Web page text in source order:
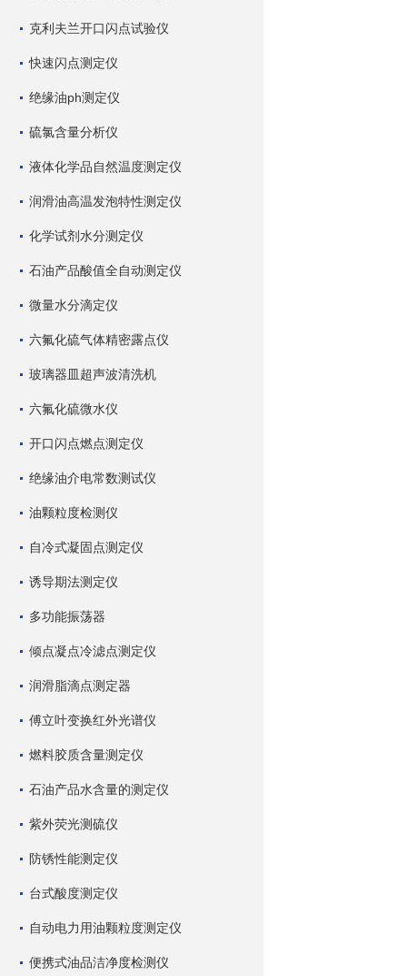
克利夫兰开口闪点试验仪
快速闪点测定仪
绝缘油ph测定仪
硫氯含量分析仪
液体化学品自然温度测定仪
润滑油高温发泡特性测定仪
化学试剂水分测定仪
石油产品酸值全自动测定仪
微量水分滴定仪
六氟化硫气体精密露点仪
玻璃器皿超声波清洗机
六氟化硫微水仪
开口闪点燃点测定仪
绝缘油介电常数测试仪
油颗粒度检测仪
自冷式凝固点测定仪
诱导期法测定仪
多功能振荡器
倾点凝点冷滤点测定仪
润滑脂滴点测定器
傅立叶变换红外光谱仪
燃料胶质含量测定仪
石油产品水含量的测定仪
紫外荧光测硫仪
防锈性能测定仪
台式酸度测定仪
自动电力用油颗粒度测定仪
便携式油品洁净度检测仪